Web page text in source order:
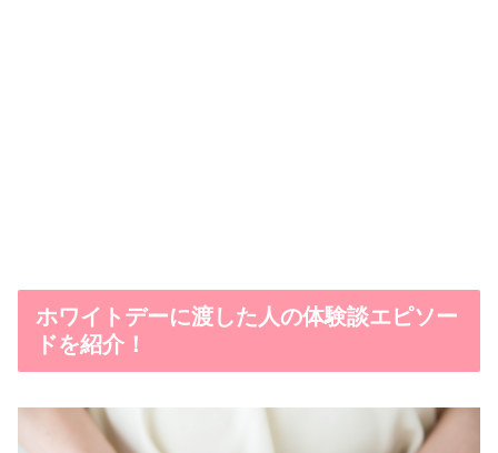
ホワイトデーに渡した人の体験談エピソー
ドを紹介！